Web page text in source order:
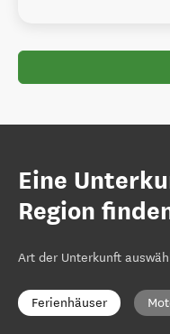
Eine
Region
Art der Unterkunft
Ferienhäuser